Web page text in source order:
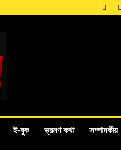
ই-বুক ভ্রমণ কথা সম্পাদকীয়